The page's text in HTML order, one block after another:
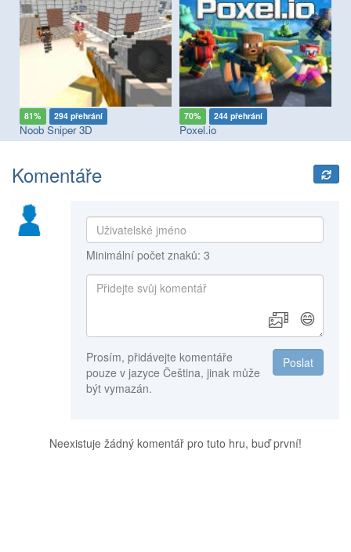
81% 294 přehrání
Noob Sniper 3D
70% 244 přehrání
Poxel.io
Komentáře
Minimální počet znaků: 3
😄
Poslat
Prosím, přidávejte komentáře
pouze v jazyce Čeština, jinak může
být vymazán.
Neexistuje žádný komentář pro tuto hru, buď první!